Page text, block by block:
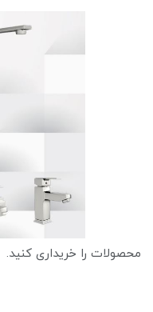
محصولات را خریداری کنید.